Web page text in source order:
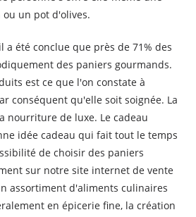
un pot d'olives.
a été conclue que près de 71% des
des paniers gourmands.
est ce que l'on constate à
conséquent qu'elle soit soignée. La
nourriture de luxe. Le cadeau
idée cadeau qui fait tout le temps
de choisir des paniers
sur notre site internet de vente
assortiment d'aliments culinaires
en épicerie fine, la création